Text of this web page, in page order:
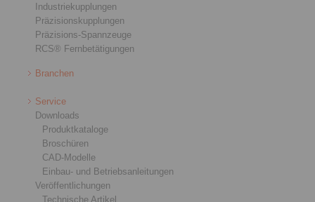
Industriekupplungen
Präzisionskupplungen
Präzisions-Spannzeuge
RCS® Fernbetätigungen
Branchen
Service
Downloads
Produktkataloge
Broschüren
CAD-Modelle
Einbau- und Betriebsanleitungen
Veröffentlichungen
Technische Artikel